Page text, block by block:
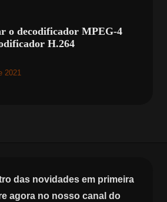
o decodificador MPEG-4
H.264
2021
das novidades em primeira
agora no nosso canal do